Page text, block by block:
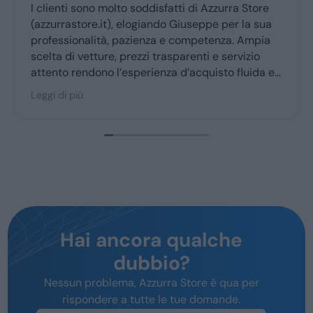
sono molto soddisfatti di Azzurra Store
elogiando Giuseppe per la sua
pazienza e competenza. Ampia
di vetture, prezzi trasparenti e servizio
rendono l’esperienza d’acquisto fluida e
per la maggior parte degli utenti.
di più
Hai ancora qualche
dubbio?
Nessun problema, Azzurra Store è qua per
rispondere a tutte le tue domande.